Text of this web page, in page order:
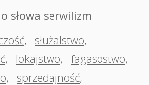
słowa serwilizm
, służalstwo,
, lokajstwo, fagasostwo,
, sprzedajność,